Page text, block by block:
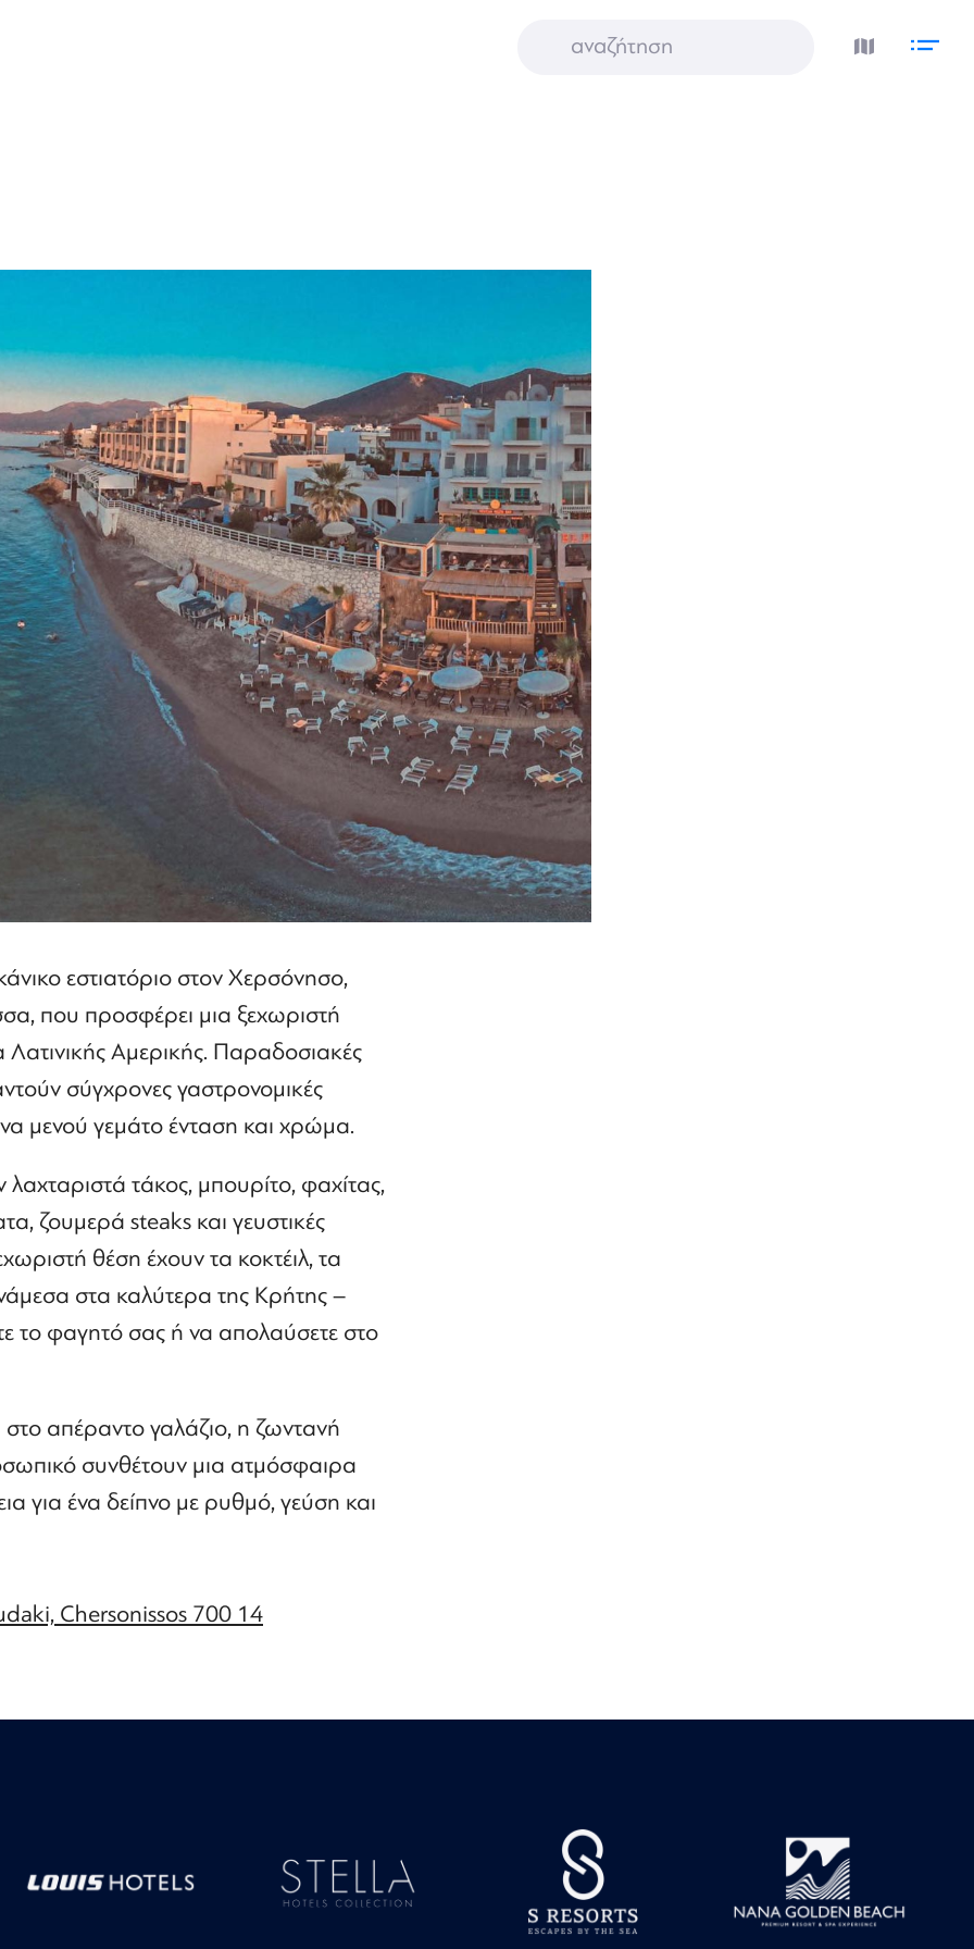
εστιατόριο στον Χερσόνησο,
που προσφέρει μια ξεχωριστή
Λατινικής Αμερικής. Παραδοσιακές
σύγχρονες γαστρονομικές
μενού γεμάτο ένταση και χρώμα.
τάκος, μπουρίτο, φαχίτας,
ζουμερά steaks και γευστικές
θέση έχουν τα κοκτέιλ, τα
στα καλύτερα της Κρήτης –
το φαγητό σας ή να απολαύσετε στο
απέραντο γαλάζιο, η ζωντανή
συνθέτουν μια ατμόσφαιρα
για ένα δείπνο με ρυθμό, γεύση και
Chersonissos 700 14